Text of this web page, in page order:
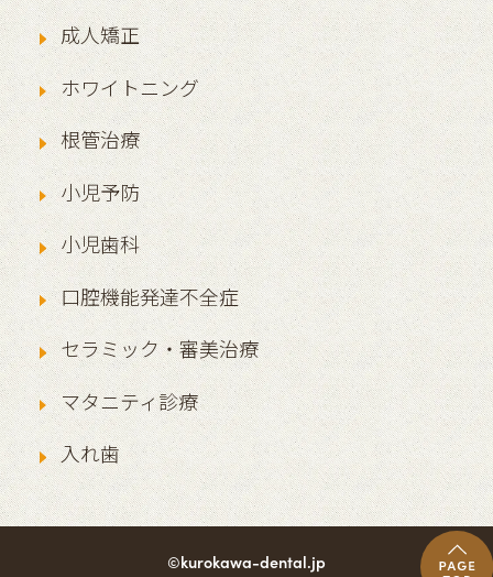
成人矯正
ホワイトニング
根管治療
小児予防
小児歯科
口腔機能発達不全症
セラミック・審美治療
マタニティ診療
入れ歯
©kurokawa-dental.jp